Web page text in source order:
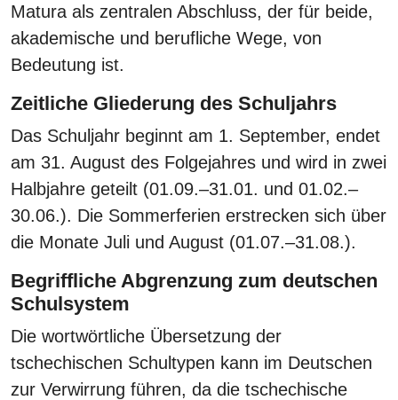
Matura als zentralen Abschluss, der für beide,
akademische und berufliche Wege, von
Bedeutung ist.
Zeitliche Gliederung des Schuljahrs
Das Schuljahr beginnt am 1. September, endet
am 31. August des Folgejahres und wird in zwei
Halbjahre geteilt (01.09.–31.01. und 01.02.–
30.06.). Die Sommerferien erstrecken sich über
die Monate Juli und August (01.07.–31.08.).
Begriffliche Abgrenzung zum deutschen
Schulsystem
Die wortwörtliche Übersetzung der
tschechischen Schultypen kann im Deutschen
zur Verwirrung führen, da die tschechische